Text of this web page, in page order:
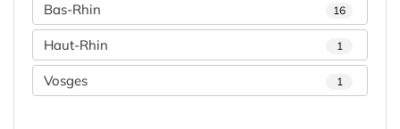
Bas-Rhin 16
Haut-Rhin 1
Vosges 1